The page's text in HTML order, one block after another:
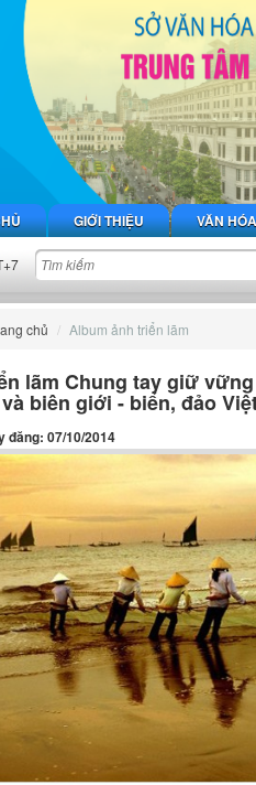
GIỚI THIỆU VĂN HÓA
chủ Album ảnh triển lãm
lãm Chung tay giữ
biên giới - biển, đảo
đăng: 07/10/2014